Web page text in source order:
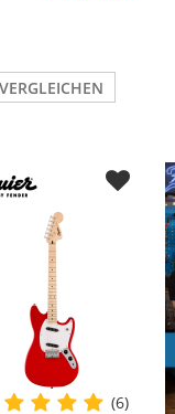
VERGLEICHEN
(6)